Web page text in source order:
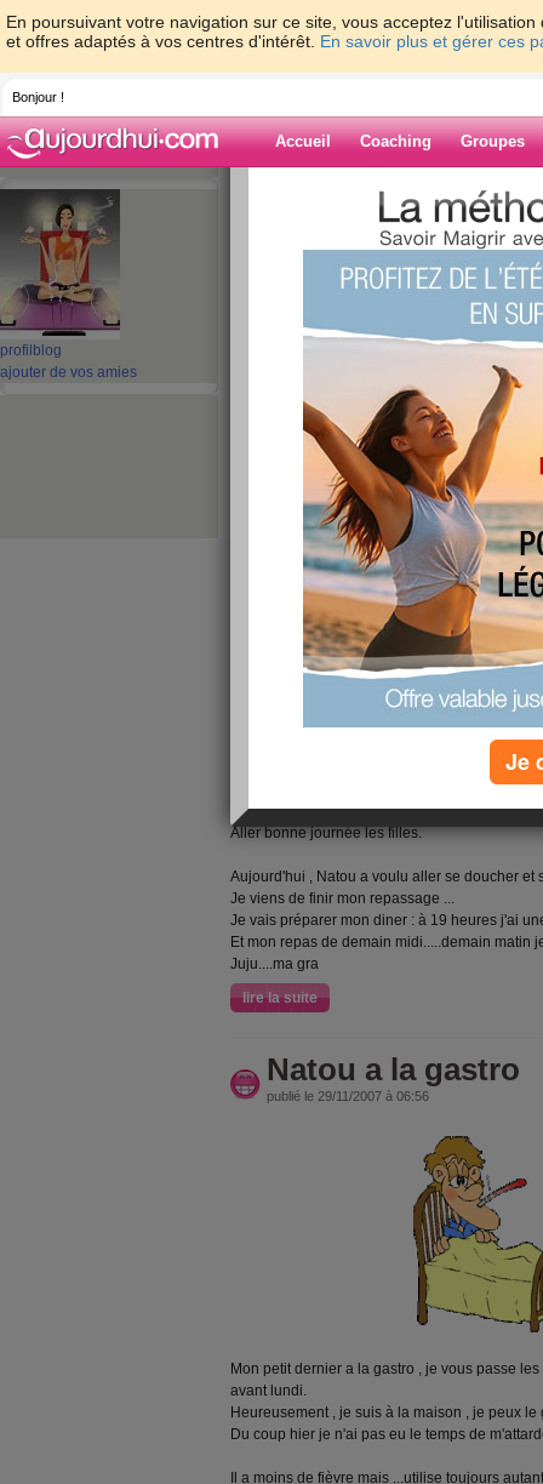
En poursuivant votre navigation sur ce site, vous acceptez
et offres adaptés à vos centres d'intérêt. En savoir plus et gérer ces
Bonjour !
Accueil Coaching Groupes
profil blog
ajouter de vos amies
>
Blog de Lilou05
3 4
Le petit va un
publié le 30/11/2007 à 09:08
Moins de fièvre même si ce n'est pas encore le
Mais comme je (ne) dors (pas) avec lui.....je
Aujourd'hui : ménage et repassage car
Ce soir j'ai une réunion aux pompiers,
Piouuuuuuuuuuu encore un week end à fond
Aller bonne journée les filles.
Aujourd'hui , Natou a voulu aller se doucher et
Je viens de finir mon repassage ...
Je vais préparer mon diner : à 19 heures j'ai
Et mon repas de demain midi.....demain matin
Juju....ma gra
lire la suite
Natou a la gastro
publié le 29/11/2007 à 06:56
Mon petit dernier a la gastro , je vous passe
avant lundi.
Heureusement , je suis à la maison , je peux le
Du coup hier je n'ai pas eu le temps de
Il a moins de fièvre mais ...utilise toujours
Je